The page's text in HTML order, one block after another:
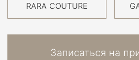
RARA COUTURE
Записаться на